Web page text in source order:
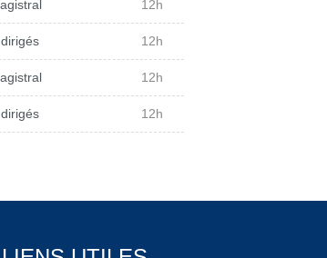
12h
12h
12h
12h